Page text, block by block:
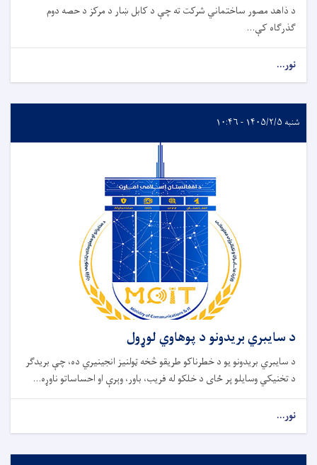
د ذاهد مصور ساختماني شرکت ته چې د کابل ښار د مرکز د حصه دوم
ګذرګاه کې...
نور...
شنبه ۱۴۰۵/۲/۵ - ۱۰:۴۶
د سایبري بریدونو د پوهاوي لوړول
د سایبري بریدونو یو د خطرناکو طریقو څخه ټولنیز انجینیري ده، چې بریدګر
د تخنیکي وسایلو پر ځای د خلکو له فریب، باور، وېرې او احساساتو ناوړه...
نور...